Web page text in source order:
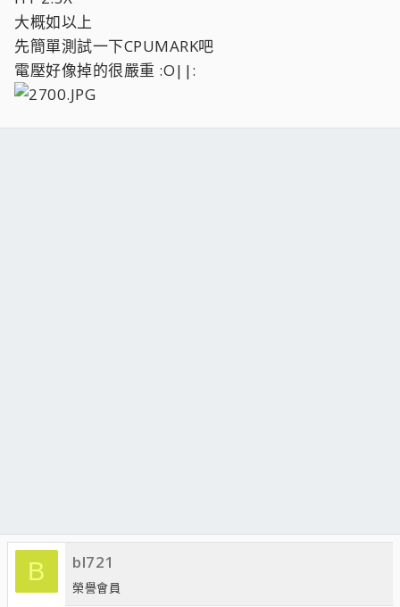
大概如以上
先簡單測試一下CPUMARK吧
電壓好像掉的很嚴重 :O||:
B bl721
榮譽會員